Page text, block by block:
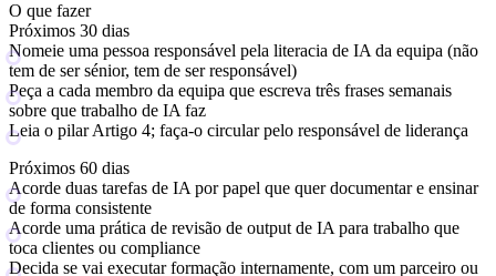
O que fazer
Próximos 30 dias
Nomeie uma pessoa responsável pela literacia de IA da equipa (não
tem de ser sénior, tem de ser responsável)
Peça a cada membro da equipa que escreva três frases semanais
sobre que trabalho de IA faz
Leia o pilar Artigo 4; faça-o circular pelo responsável de liderança
Próximos 60 dias
Acorde duas tarefas de IA por papel que quer documentar e ensinar
de forma consistente
Acorde uma prática de revisão de output de IA para trabalho que
toca clientes ou compliance
Decida se vai executar formação internamente, com um parceiro ou